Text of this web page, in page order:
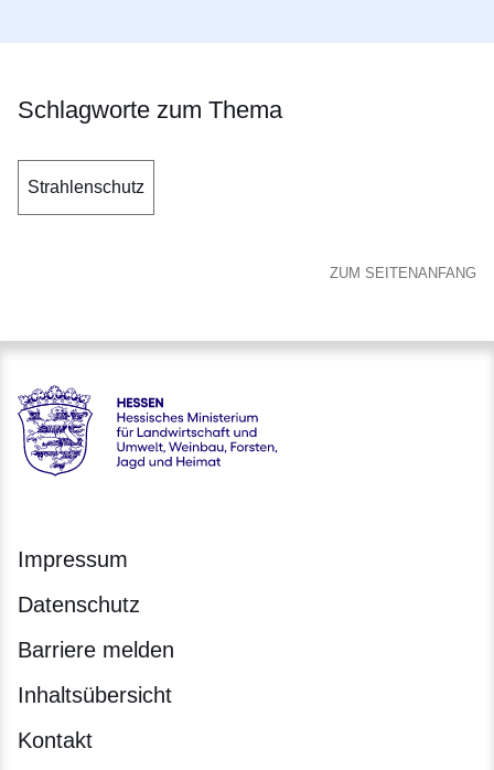
Schlagworte zum Thema
Strahlenschutz
ZUM SEITENANFANG
Hessen - Hessisches Ministerium für Landwirtschaft und
Impressum
Datenschutz
Barriere melden
Inhaltsübersicht
Kontakt